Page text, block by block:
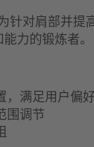
针对肩部并提
力的锻炼者。
，满足用户偏
围调节